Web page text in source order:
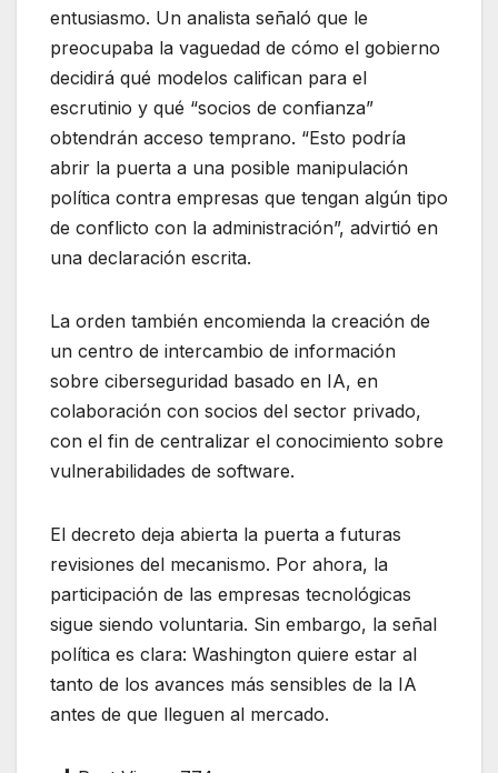
entusiasmo. Un analista señaló que le
preocupaba la vaguedad de cómo el gobierno
decidirá qué modelos califican para el
escrutinio y qué “socios de confianza”
obtendrán acceso temprano. “Esto podría
abrir la puerta a una posible manipulación
política contra empresas que tengan algún tipo
de conflicto con la administración”, advirtió en
una declaración escrita.
La orden también encomienda la creación de
un centro de intercambio de información
sobre ciberseguridad basado en IA, en
colaboración con socios del sector privado,
con el fin de centralizar el conocimiento sobre
vulnerabilidades de software.
El decreto deja abierta la puerta a futuras
revisiones del mecanismo. Por ahora, la
participación de las empresas tecnológicas
sigue siendo voluntaria. Sin embargo, la señal
política es clara: Washington quiere estar al
tanto de los avances más sensibles de la IA
antes de que lleguen al mercado.